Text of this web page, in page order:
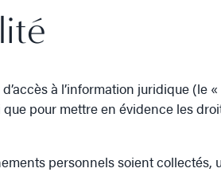
à l’information juridique
pour mettre en évidence les
personnels soient